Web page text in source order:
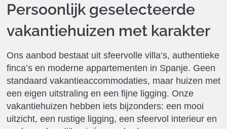
Persoonlijk geselecteerde
vakantiehuizen met karakter
Ons aanbod bestaat uit sfeervolle villa’s, authentieke
finca’s en moderne appartementen in Spanje. Geen
standaard vakantieaccommodaties, maar huizen met
een eigen uitstraling en een fijne ligging. Onze
vakantiehuizen hebben iets bijzonders: een mooi
uitzicht, een rustige ligging, een sfeervol interieur en